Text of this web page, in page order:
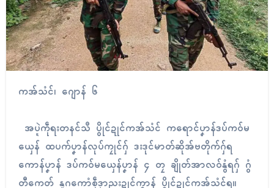
ကအ်သံၚ်၊ ဂျောန် ၆
အပ္ဍဲကဵုရးတနၚ်သဳ ပွိုၚ်ဍုၚ်ကအ်သံၚ် ကရောၚ်ပၞာန်ဒပ်ကဝ်မ
ယှေန် ထပက်ပၞာန်လုပ်ကၠုၚ်ဂှ် ဒးဒုၚ်မာတ်ဆိုအ်ဗတိုက်ဂှ်ရ
ကောန်ပၞာန် ဒပ်ကဝ်မယှေန်ပၞာန် ၄ တၠ ချိုတ်အာလဝ်နွံရဂှ် ဂွံ
တီကေတ် နူဂကောံစဵုဒၞာညးဍုၚ်ကွာန် ပွိုၚ်ဍုၚ်ကအ်သံၚ်ရ။